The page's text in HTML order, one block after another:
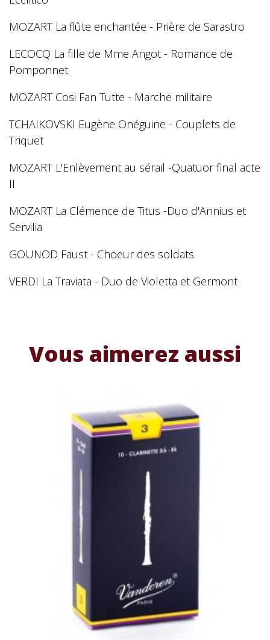
MOZART La flûte enchantée - Prière de Sarastro
LECOCQ La fille de Mme Angot - Romance de
Pomponnet
MOZART Cosi Fan Tutte - Marche militaire
TCHAIKOVSKI Eugène Onéguine - Couplets de
Triquet
MOZART L'Enlèvement au sérail -Quatuor final acte
II
MOZART La Clémence de Titus -Duo d'Annius et
Servilia
GOUNOD Faust - Choeur des soldats
VERDI La Traviata - Duo de Violetta et Germont
Vous aimerez aussi